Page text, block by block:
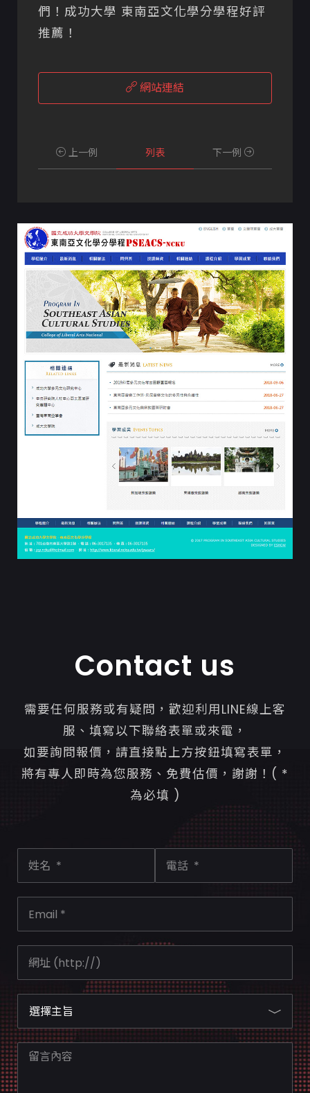
們！成功大學 東南亞文化學分學程好評
推薦！
網站連結
上一例 列表 下一例
Contact us
需要任何服務或有疑問，歡迎利用LINE線上客
服、填寫以下聯絡表單或來電，
如要詢問報價，請直接點上方按鈕填寫表單，
將有專人即時為您服務、免費估價，謝謝！( *
為必填 )